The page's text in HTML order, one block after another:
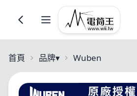
首頁 品牌▾ Wuben